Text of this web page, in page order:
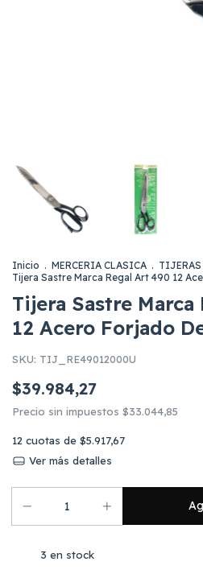
Inicio . MERCERIA CLASICA . TIJERAS
Tijera Sastre Marca Regal Art 490 12
Tijera Sastre
12 Acero Forjado
SKU: TIJ_RE49012000U
$39.984,27
Precio sin impuestos $33.044,85
12 cuotas de $5.917,67
Ver más detalles
3 en stock